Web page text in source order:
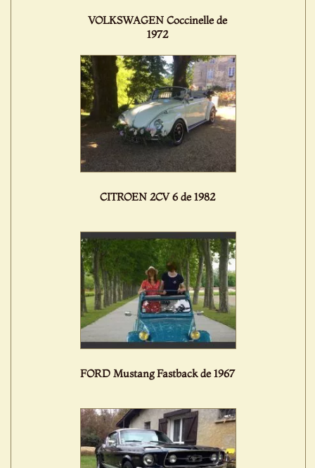
VOLKSWAGEN Coccinelle de
1972
CITROEN 2CV 6 de 1982
FORD Mustang Fastback de 1967